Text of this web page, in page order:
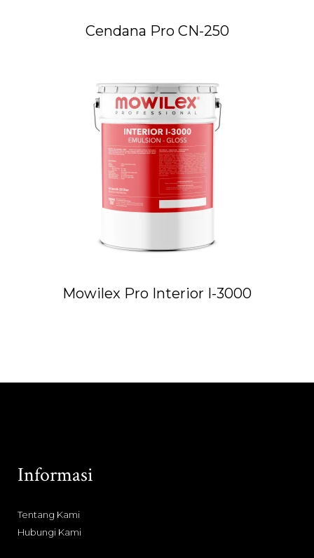
Cendana Pro CN-250
Mowilex Pro Interior I-3000
Informasi
Tentang Kami
Hubungi Kami